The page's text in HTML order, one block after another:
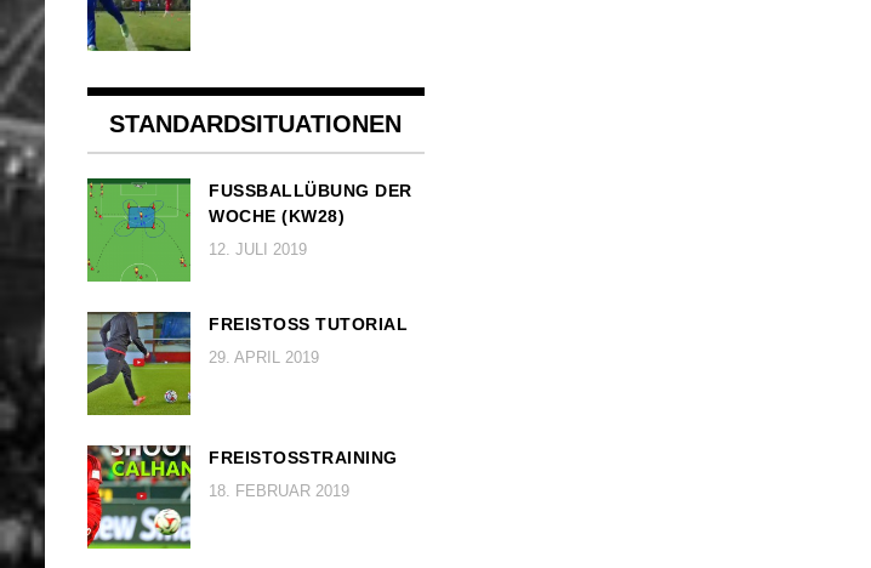
STANDARDSITUATIONEN
FUSSBALLÜBUNG DER W
OCHE (KW28)
12. JULI 2019
FREISTOSS TUTORIAL
29. APRIL 2019
FREISTOSSTRAINING
18. FEBRUAR 2019